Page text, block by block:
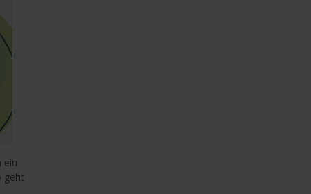
ein
geht